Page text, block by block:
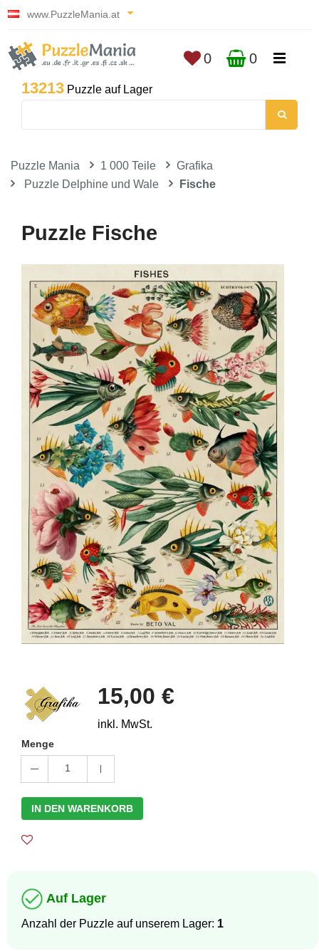
www.PuzzleMania.at
13213 Puzzle auf Lager
0 0
Puzzle Mania 1 000 Teile
Grafika
Puzzle Delphine und Wale
Fische
Puzzle Fische
15,00 €
inkl. MwSt.
Menge
1
IN DEN WARENKORB
Auf Lager
Anzahl der Puzzle auf unserem Lager: 1